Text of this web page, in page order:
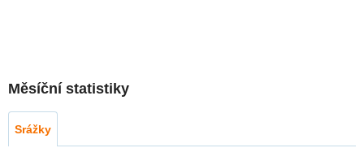
Měsíční statistiky
Srážky